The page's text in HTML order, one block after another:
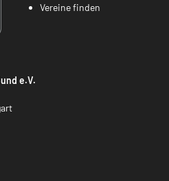
Vereine finden
e.V.